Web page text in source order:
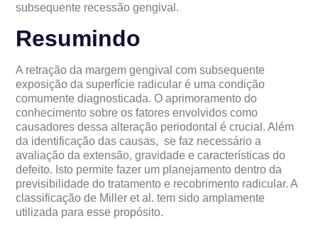
subsequente recessão gengival.
Resumindo
A retração da margem gengival com subsequente
exposição da superfície radicular é uma condição
comumente diagnosticada. O aprimoramento do
conhecimento sobre os fatores envolvidos como
causadores dessa alteração periodontal é crucial. Além
da identificação das causas, se faz necessário a
avaliação da extensão, gravidade e características do
defeito. Isto permite fazer um planejamento dentro da
previsibilidade do tratamento e recobrimento radicular. A
classificação de Miller et al. tem sido amplamente
utilizada para esse propósito.